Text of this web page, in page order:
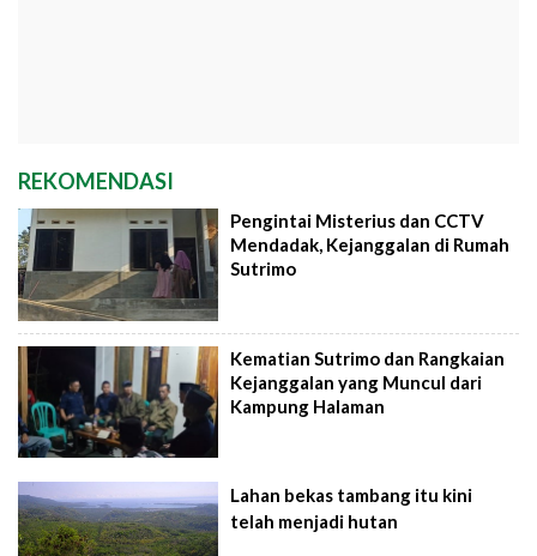
REKOMENDASI
Pengintai Misterius dan CCTV
Mendadak, Kejanggalan di Rumah
Sutrimo
Kematian Sutrimo dan Rangkaian
Kejanggalan yang Muncul dari
Kampung Halaman
Lahan bekas tambang itu kini
telah menjadi hutan